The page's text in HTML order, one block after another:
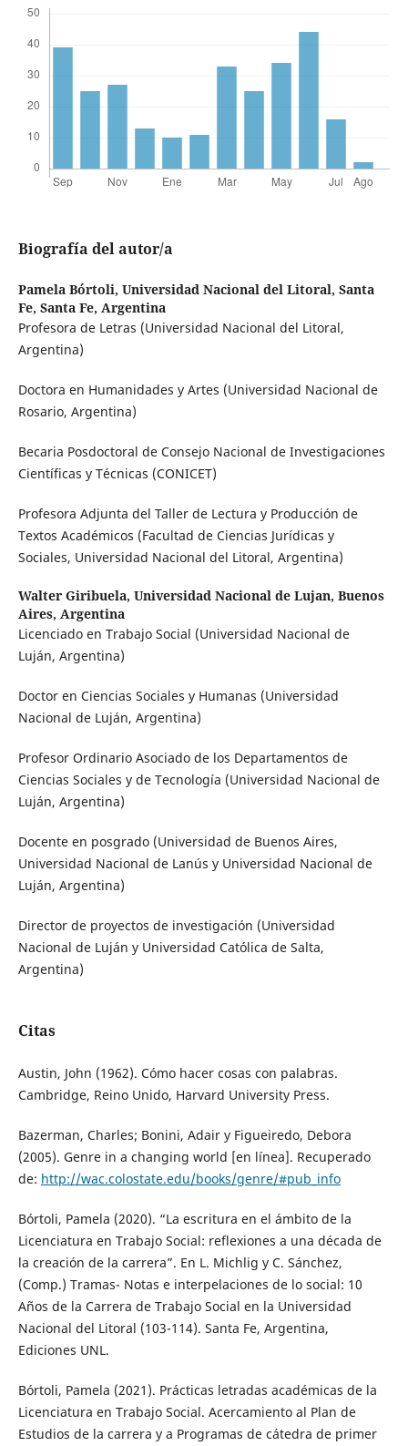
Biografía del autor/a
Pamela Bórtoli, Universidad Nacional del Litoral, Santa
Fe, Santa Fe, Argentina
Profesora de Letras (Universidad Nacional del Litoral,
Argentina)
Doctora en Humanidades y Artes (Universidad Nacional de
Rosario, Argentina)
Becaria Posdoctoral de Consejo Nacional de Investigaciones
Científicas y Técnicas (CONICET)
Profesora Adjunta del Taller de Lectura y Producción de
Textos Académicos (Facultad de Ciencias Jurídicas y
Sociales, Universidad Nacional del Litoral, Argentina)
Walter Giribuela, Universidad Nacional de Lujan, Buenos
Aires, Argentina
Licenciado en Trabajo Social (Universidad Nacional de
Luján, Argentina)
Doctor en Ciencias Sociales y Humanas (Universidad
Nacional de Luján, Argentina)
Profesor Ordinario Asociado de los Departamentos de
Ciencias Sociales y de Tecnología (Universidad Nacional de
Luján, Argentina)
Docente en posgrado (Universidad de Buenos Aires,
Universidad Nacional de Lanús y Universidad Nacional de
Luján, Argentina)
Director de proyectos de investigación (Universidad
Nacional de Luján y Universidad Católica de Salta,
Argentina)
Citas
Austin, John (1962). Cómo hacer cosas con palabras.
Cambridge, Reino Unido, Harvard University Press.
Bazerman, Charles; Bonini, Adair y Figueiredo, Debora
(2005). Genre in a changing world [en línea]. Recuperado
de: http://wac.colostate.edu/books/genre/#pub_info
Bórtoli, Pamela (2020). “La escritura en el ámbito de la
Licenciatura en Trabajo Social: reflexiones a una década de
la creación de la carrera”. En L. Michlig y C. Sánchez,
(Comp.) Tramas- Notas e interpelaciones de lo social: 10
Años de la Carrera de Trabajo Social en la Universidad
Nacional del Litoral (103-114). Santa Fe, Argentina,
Ediciones UNL.
Bórtoli, Pamela (2021). Prácticas letradas académicas de la
Licenciatura en Trabajo Social. Acercamiento al Plan de
Estudios de la carrera y a Programas de cátedra de primer